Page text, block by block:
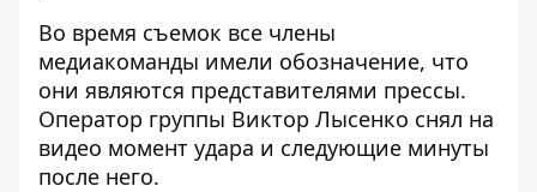
Во время съемок все члены
медиакоманды имели обозначение, что
они являются представителями прессы.
Оператор группы Виктор Лысенко снял на
видео момент удара и следующие минуты
после него.